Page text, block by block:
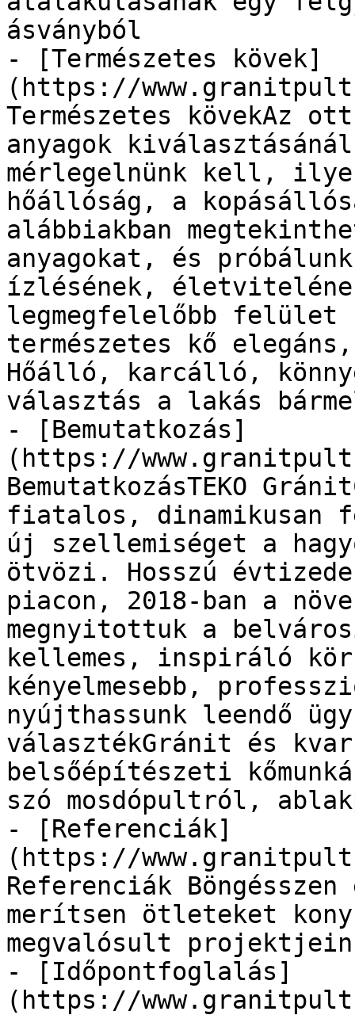
ásványból
- [Természetes kövek]
(https://
Természetes kövekAz
anyagok kiválasztásánál
mérlegelnünk kell,
hőállóság, a
alábbiakban
anyagokat, és
ízlésének,
legmegfelelőbb felület
természetes kő
Hőálló, karcálló,
választás a lakás
- [Bemutatkozás]
(https://
BemutatkozásTEKO
fiatalos, dinamikusan
új szellemiséget a
ötvözi. Hosszú
piacon, 2018-ban a
megnyitottuk a
kellemes, inspiráló
kényelmesebb,
nyújthassunk leendő
választékGránit és
belsőépítészeti
szó mosdópultról,
- [Referenciák]
(https://
Referenciák
merítsen ötleteket
megvalósult
- [Időpontfoglalás]
(https://